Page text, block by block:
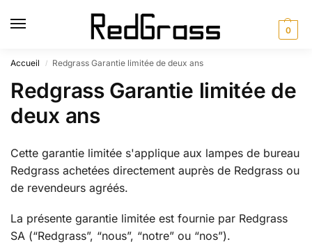
0
Accueil / Redgrass Garantie limitée de deux ans
Redgrass Garantie limitée de
deux ans
Cette garantie limitée s'applique aux lampes de bureau
Redgrass achetées directement auprès de Redgrass ou
de revendeurs agréés.
La présente garantie limitée est fournie par Redgrass
SA (“Redgrass”, “nous”, “notre” ou “nos”).